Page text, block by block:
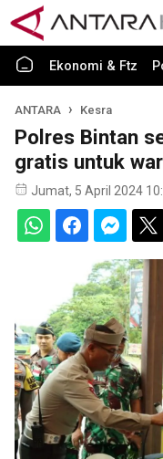
Ekonomi & Ftz
ANTARA Kesra
Polres Bintan
gratis untuk
Jumat, 5 April 2024